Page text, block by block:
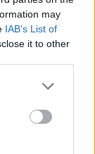
may
IAB’s List of
it to other